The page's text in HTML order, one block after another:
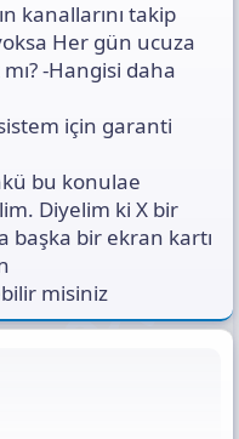
kanallarını takip
Her gün ucuza
-Hangisi daha
için garanti
bu konulae
Diyelim ki X bir
başka bir ekran kartı
misiniz